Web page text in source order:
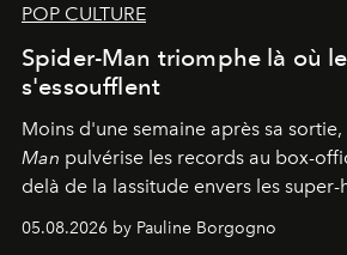
POP CULTURE
Spider-Man triomphe là où
s'essoufflent
Moins d'une semaine après sa
Man pulvérise les records au box-
delà de la lassitude envers les super-
personnages continuent de susciter
05.08.2026 by Pauline Borgogno